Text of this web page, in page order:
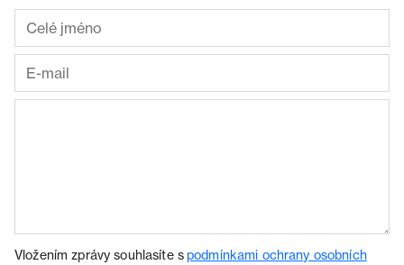
Vložením zprávy souhlasíte spodmínkami ochrany osobních